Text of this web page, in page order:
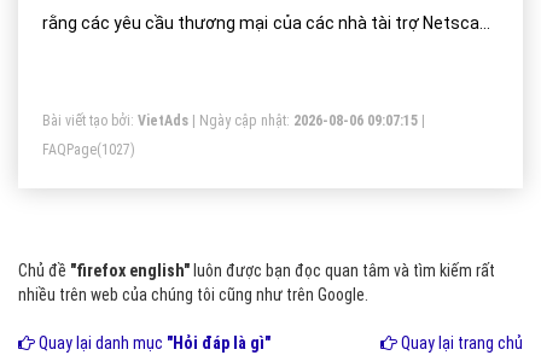
rằng các yêu cầu thương mại của các nhà tài trợ Netscape
Bài viết tạo bởi: VietAds | Ngày cập nhật: 2026-08-06 09:07:15
FAQPage(1027)
Chủ đề "firefox english" luôn được bạn đọc quan tâm và tìm kiếm rất
nhiều trên web của chúng tôi cũng như trên Google.
Quay lại danh mục "Hỏi đáp là gì" Quay lại trang chủ